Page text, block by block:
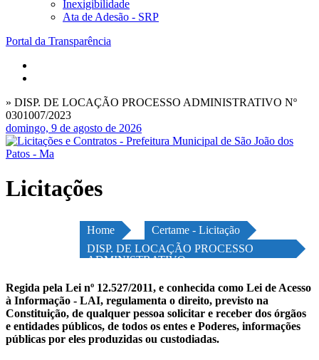
Inexigibilidade
Ata de Adesão - SRP
Portal da Transparência
» DISP. DE LOCAÇÃO PROCESSO ADMINISTRATIVO Nº
0301007/2023
domingo, 9 de agosto de 2026
Licitações
Home
Certame - Licitação
DISP. DE LOCAÇÃO PROCESSO
ADMINISTRATIVO
Regida pela Lei nº 12.527/2011, e conhecida como Lei de Acesso
à Informação - LAI, regulamenta o direito, previsto na
Constituição, de qualquer pessoa solicitar e receber dos órgãos
e entidades públicos, de todos os entes e Poderes, informações
públicas por eles produzidas ou custodiadas.